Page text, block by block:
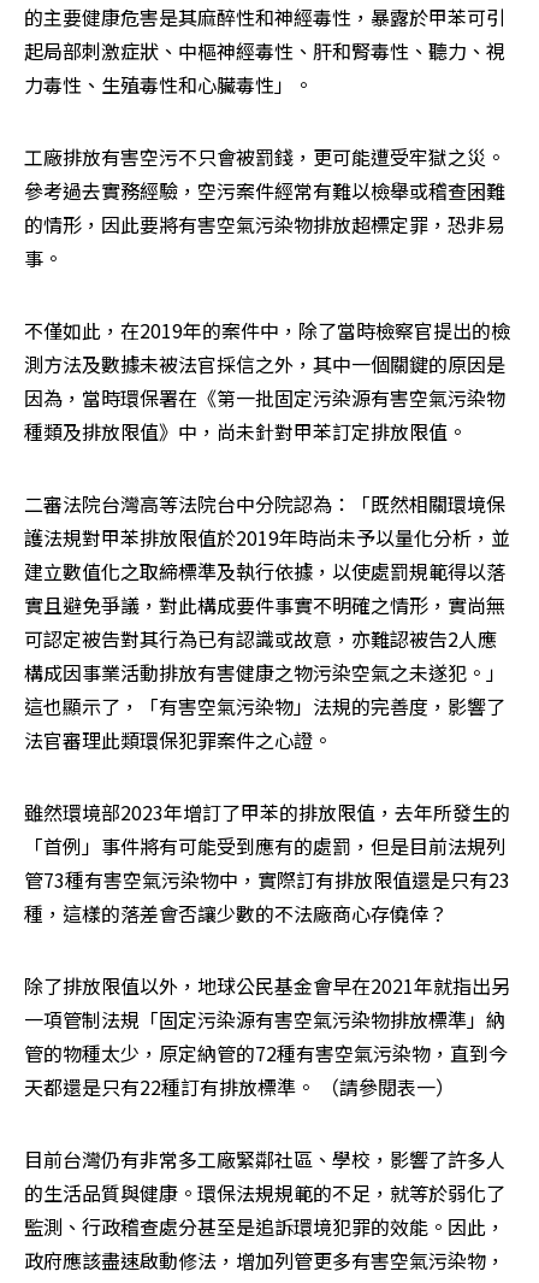
的主要健康危害是其麻醉性和神經毒性，暴露於甲苯可引
起局部刺激症狀、中樞神經毒性、肝和腎毒性、聽力、視
力毒性、生殖毒性和心臟毒性」。
工廠排放有害空污不只會被罰錢，更可能遭受牢獄之災。
參考過去實務經驗，空污案件經常有難以檢舉或稽查困難
的情形，因此要將有害空氣污染物排放超標定罪，恐非易
事。
不僅如此，在2019年的案件中，除了當時檢察官提出的檢
測方法及數據未被法官採信之外，其中一個關鍵的原因是
因為，當時環保署在《第一批固定污染源有害空氣污染物
種類及排放限值》中，尚未針對甲苯訂定排放限值。
二審法院台灣高等法院台中分院認為：「既然相關環境保
護法規對甲苯排放限值於2019年時尚未予以量化分析，並
建立數值化之取締標準及執行依據，以使處罰規範得以落
實且避免爭議，對此構成要件事實不明確之情形，實尚無
可認定被告對其行為已有認識或故意，亦難認被告2人應
構成因事業活動排放有害健康之物污染空氣之未遂犯。」
這也顯示了，「有害空氣污染物」法規的完善度，影響了
法官審理此類環保犯罪案件之心證。
雖然環境部2023年增訂了甲苯的排放限值，去年所發生的
「首例」事件將有可能受到應有的處罰，但是目前法規列
管73種有害空氣污染物中，實際訂有排放限值還是只有23
種，這樣的落差會否讓少數的不法廠商心存僥倖？
除了排放限值以外，地球公民基金會早在2021年就指出另
一項管制法規「固定污染源有害空氣污染物排放標準」納
管的物種太少，原定納管的72種有害空氣污染物，直到今
天都還是只有22種訂有排放標準。 （請參閱表一）
目前台灣仍有非常多工廠緊鄰社區、學校，影響了許多人
的生活品質與健康。環保法規規範的不足，就等於弱化了
監測、行政稽查處分甚至是追訴環境犯罪的效能。因此，
政府應該盡速啟動修法，增加列管更多有害空氣污染物，